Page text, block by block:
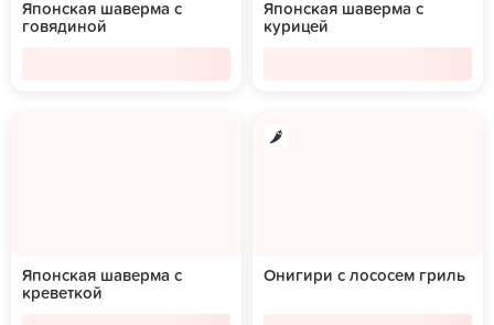
Японская шаверма с
говядиной
Японская шаверма с
курицей
Японская шаверма с
креветкой
Онигири с лососем гриль